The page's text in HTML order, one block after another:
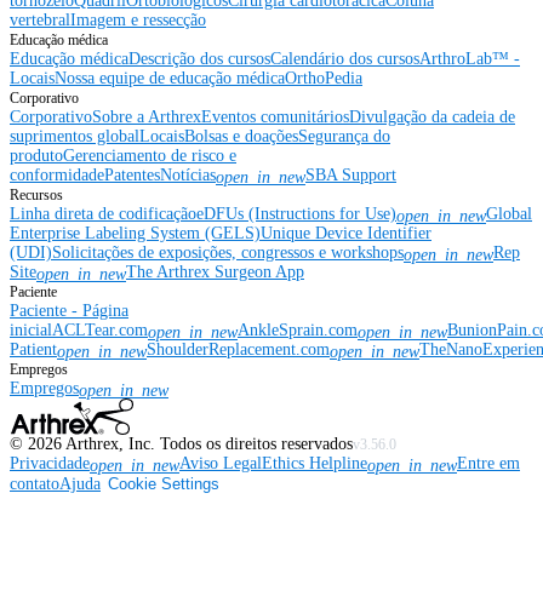
vertebralImagem e ressecção
Educação médica
Educação médicaDescrição dos cursosCalendário dos cursosArthroLab™ -
LocaisNossa equipe de educação médicaOrthoPedia
Corporativo
CorporativoSobre a ArthrexEventos comunitáriosDivulgação da cadeia de
suprimentos globalLocaisBolsas e doaçõesSegurança do
produtoGerenciamento de risco e
conformidadePatentesNotíciasopen_in_newSBA Support
Recursos
Linha direta de codificaçãoeDFUs (Instructions for Use)open_in_newGlobal
Enterprise Labeling System (GELS)Unique Device Identifier
(UDI)Solicitações de exposições, congressos e workshopsopen_in_newRep
Siteopen_in_newThe Arthrex Surgeon App
Paciente
Paciente - Página
inicialACLTear.comopen_in_newAnkleSprain.comopen_in_new
Patientopen_in_newShoulderReplacement.comopen_in_new
Empregos
Empregosopen_in_new
© 2026 Arthrex, Inc. Todos os direitos reservadosv3.56.0
Privacidadeopen_in_newAviso LegalEthics Helplineopen_in_newEntre em
contatoAjuda Cookie Settings